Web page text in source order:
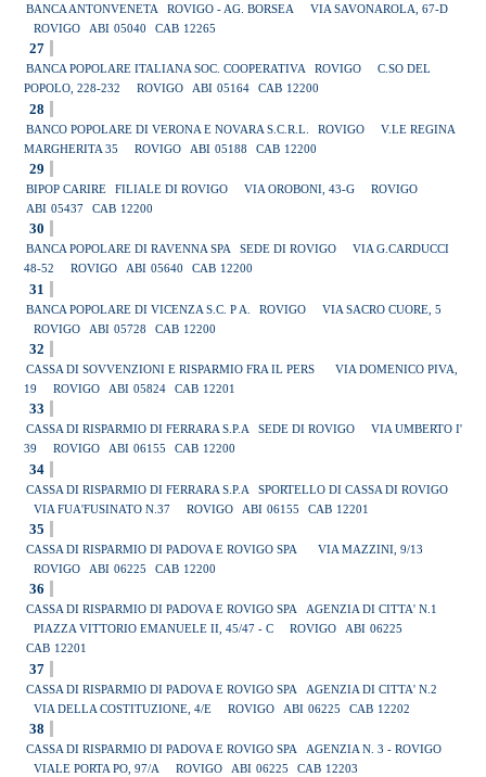
BANCA ANTONVENETA ROVIGO - AG. BORSEA
VIA SAVONAROLA, 67-D
ROVIGO
ABI 05040 CAB 12265
27
BANCA POPOLARE ITALIANA SOC. COOPERATIVA ROVIGO
C.SO DEL
POPOLO, 228-232
ROVIGO ABI 05164 CAB 12200
28
BANCO POPOLARE DI VERONA E NOVARA S.C.R.L. ROVIGO
V.LE REGINA
MARGHERITA 35
ROVIGO ABI 05188 CAB 12200
29
BIPOP CARIRE FILIALE DI ROVIGO VIA OROBONI, 43-G
ROVIGO
ABI 05437 CAB 12200
30
BANCA POPOLARE DI RAVENNA SPA SEDE DI ROVIGO
VIA G.CARDUCCI
48-52
ROVIGO ABI 05640 CAB 12200
31
BANCA POPOLARE DI VICENZA S.C. P A. ROVIGO
VIA SACRO CUORE, 5
ROVIGO
ABI 05728 CAB 12200
32
CASSA DI SOVVENZIONI E RISPARMIO FRA IL PERS
VIA DOMENICO PIVA,
19
ROVIGO ABI 05824 CAB 12201
33
CASSA DI RISPARMIO DI FERRARA S.P.A SEDE DI ROVIGO
VIA UMBERTO I'
39
ROVIGO ABI 06155 CAB 12200
34
CASSA DI RISPARMIO DI FERRARA S.P.A
SPORTELLO DI CASSA DI ROVIGO
VIA FUA'FUSINATO N.37
ROVIGO ABI 06155 CAB 12201
35
CASSA DI RISPARMIO DI PADOVA E ROVIGO SPA
VIA MAZZINI, 9/13
ROVIGO
ABI 06225 CAB 12200
36
CASSA DI RISPARMIO DI PADOVA E ROVIGO SPA
AGENZIA DI CITTA' N.1
PIAZZA VITTORIO EMANUELE II, 45/47 - C
ROVIGO ABI 06225
CAB 12201
37
CASSA DI RISPARMIO DI PADOVA E ROVIGO SPA
AGENZIA DI CITTA' N.2
VIA DELLA COSTITUZIONE, 4/E
ROVIGO ABI 06225 CAB 12202
38
CASSA DI RISPARMIO DI PADOVA E ROVIGO SPA
AGENZIA N. 3 - ROVIGO
VIALE PORTA PO, 97/A
ROVIGO ABI 06225 CAB 12203